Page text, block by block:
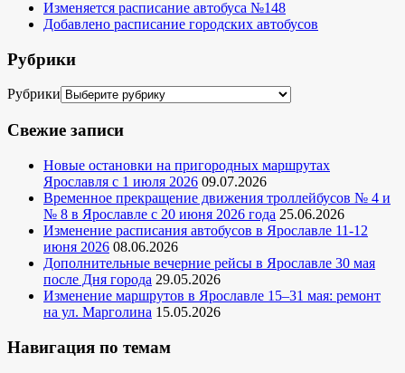
Изменяется расписание автобуса №148
Добавлено расписание городских автобусов
Рубрики
Рубрики
Свежие записи
Новые остановки на пригородных маршрутах
Ярославля с 1 июля 2026 09.07.2026
Временное прекращение движения троллейбусов № 4 и
№ 8 в Ярославле с 20 июня 2026 года 25.06.2026
Изменение расписания автобусов в Ярославле 11-12
июня 2026 08.06.2026
Дополнительные вечерние рейсы в Ярославле 30 мая
после Дня города 29.05.2026
Изменение маршрутов в Ярославле 15–31 мая: ремонт
на ул. Марголина 15.05.2026
Навигация по темам